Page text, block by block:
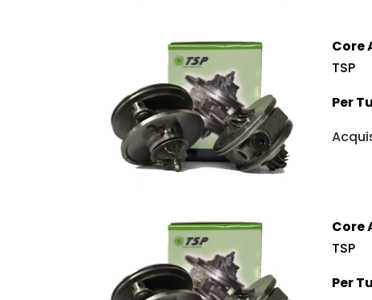
Core
TSP
Per
Core
TSP
Per